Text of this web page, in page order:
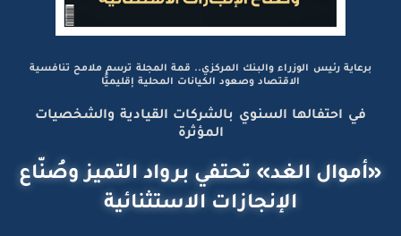
برعاية رئيس الوزراء والبنك المركزي.. قمة المجلة ترسم ملامح تنافسية
الاقتصاد وصعود الكيانات المحلية إقليميًّا
في احتفالها السنوي بالشركات القيادية والشخصيات
المؤثرة
«أموال الغد» تحتفي برواد التميز وصُنّاع
الإنجازات الاستثنائية